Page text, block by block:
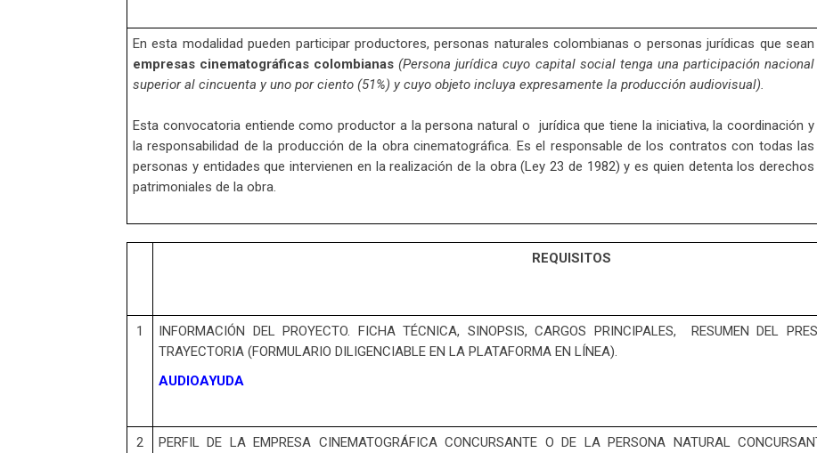
En esta modalidad pueden participar productores, personas naturales colombianas o personas jurídicas que sean
empresas cinematográficas colombianas (Persona jurídica cuyo capital social tenga una participación nacional
superior al cincuenta y uno por ciento (51%) y cuyo objeto incluya expresamente la producción audiovisual).
Esta convocatoria entiende como productor a la persona natural o jurídica que tiene la iniciativa, la coordinación y
la responsabilidad de la producción de la obra cinematográfica. Es el responsable de los contratos con todas las
personas y entidades que intervienen en la realización de la obra (Ley 23 de 1982) y es quien detenta los derechos
patrimoniales de la obra.
REQUISITOS
1
INFORMACIÓN DEL PROYECTO. FICHA TÉCNICA, SINOPSIS, CARGOS PRINCIPALES, RESUMEN DEL
TRAYECTORIA (FORMULARIO DILIGENCIABLE EN LA PLATAFORMA EN LÍNEA).
AUDIOAYUDA
2
PERFIL DE LA EMPRESA CINEMATOGRÁFICA CONCURSANTE O DE LA PERSONA NATURAL